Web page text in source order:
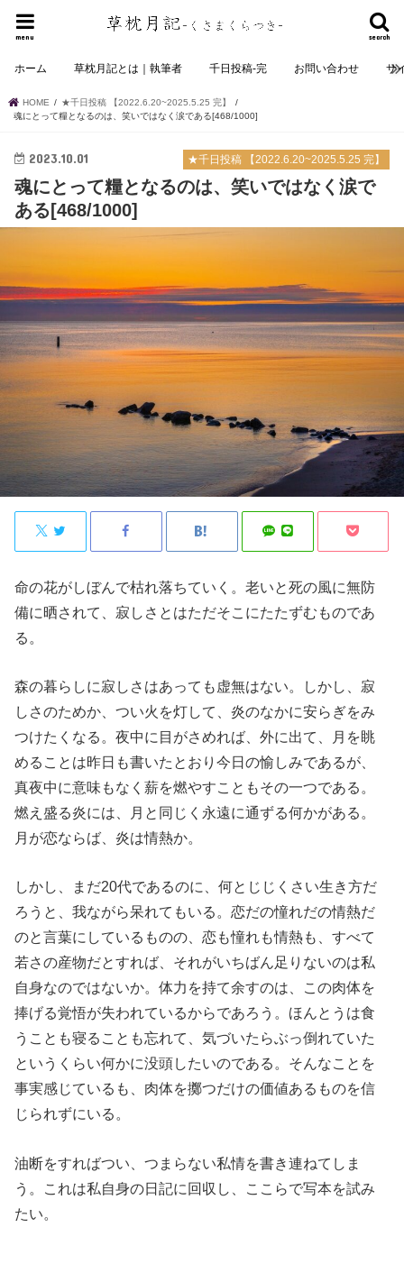
search
menu
ホーム 草枕月記とは｜執筆者 千日投稿-完 お問い合わせ サ
HOME
★千日投稿 【2022.6.20~2025.5.25 完】
魂にとって糧となるのは、笑いではなく涙である[468/1000]
★千日投稿 【2022.6.20~2025.5.25 完】
2023.10.01
魂にとって糧となるのは、笑いではなく涙で
ある[468/1000]
命の花がしぼんで枯れ落ちていく。老いと死の風に無防
備に晒されて、寂しさとはただそこにたたずむものであ
る。
森の暮らしに寂しさはあっても虚無はない。しかし、寂
しさのためか、つい火を灯して、炎のなかに安らぎをみ
つけたくなる。夜中に目がさめれば、外に出て、月を眺
めることは昨日も書いたとおり今日の愉しみであるが、
真夜中に意味もなく薪を燃やすこともその一つである。
燃え盛る炎には、月と同じく永遠に通ずる何かがある。
月が恋ならば、炎は情熱か。
しかし、まだ20代であるのに、何とじじくさい生き方だ
ろうと、我ながら呆れてもいる。恋だの憧れだの情熱だ
のと言葉にしているものの、恋も憧れも情熱も、すべて
若さの産物だとすれば、それがいちばん足りないのは私
自身なのではないか。体力を持て余すのは、この肉体を
捧げる覚悟が失われているからであろう。ほんとうは食
うことも寝ることも忘れて、気づいたらぶっ倒れていた
というくらい何かに没頭したいのである。そんなことを
事実感じているも、肉体を擲つだけの価値あるものを信
じられずにいる。
油断をすればつい、つまらない私情を書き連ねてしま
う。これは私自身の日記に回収し、ここらで写本を試み
たい。